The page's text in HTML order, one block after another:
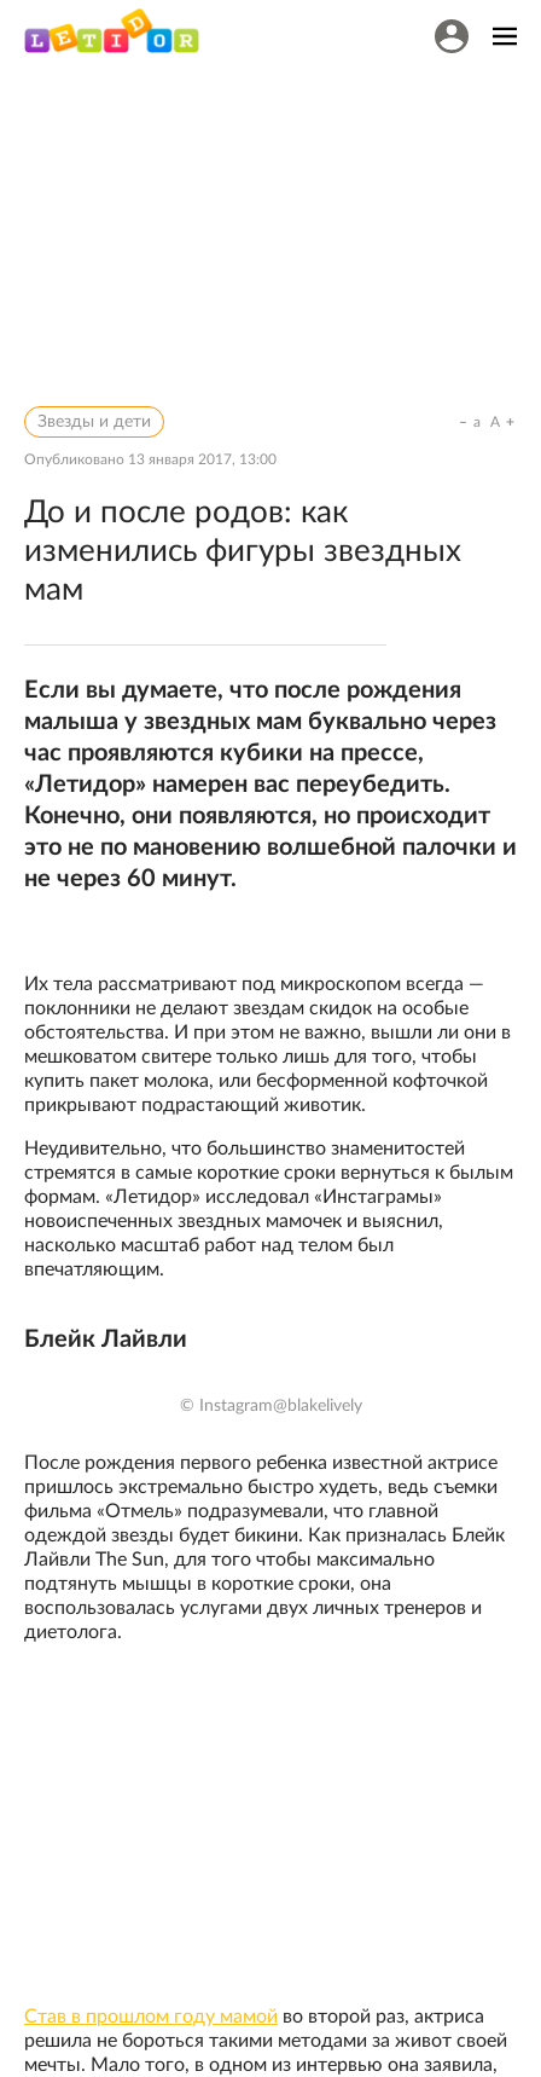
Звезды и дети
Опубликовано 13 января 2017, 13:00
a A
До и после родов: как
изменились фигуры звездных
мам
Если вы думаете, что после рождения
малыша у звездных мам буквально через
час проявляются кубики на прессе,
«Летидор» намерен вас переубедить.
Конечно, они появляются, но происходит
это не по мановению волшебной палочки и
не через 60 минут.
Их тела рассматривают под микроскопом всегда —
поклонники не делают звездам скидок на особые
обстоятельства. И при этом не важно, вышли ли они в
мешковатом свитере только лишь для того, чтобы
купить пакет молока, или бесформенной кофточкой
прикрывают подрастающий животик.
Неудивительно, что большинство знаменитостей
стремятся в самые короткие сроки вернуться к былым
формам. «Летидор» исследовал «Инстаграмы»
новоиспеченных звездных мамочек и выяснил,
насколько масштаб работ над телом был
впечатляющим.
Блейк Лайвли
© Instagram@blakelively
После рождения первого ребенка известной актрисе
пришлось экстремально быстро худеть, ведь съемки
фильма «Отмель» подразумевали, что главной
одеждой звезды будет бикини. Как призналась Блейк
Лайвли The Sun, для того чтобы максимально
подтянуть мышцы в короткие сроки, она
воспользовалась услугами двух личных тренеров и
диетолога.
Став в прошлом году мамой во второй раз, актриса
решила не бороться такими методами за живот своей
мечты. Мало того, в одном из интервью она заявила,